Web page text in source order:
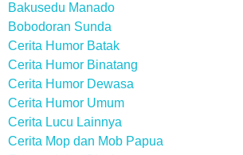
Bakusedu Manado
Bobodoran Sunda
Cerita Humor Batak
Cerita Humor Binatang
Cerita Humor Dewasa
Cerita Humor Umum
Cerita Lucu Lainnya
Cerita Mop dan Mob Papua